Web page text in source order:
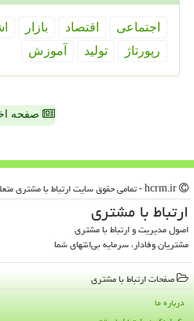
اجتماعی اقتصاد بازار
رپورتاژ
تولید آموزش
صفحه
ارتباط با مشتری
اصول مدیریت و ارتباط با مشتری
مشتریان وفادار، سرمایه بی‌انتهای شما
صفحات ارتباط با مشتری
درباره ما